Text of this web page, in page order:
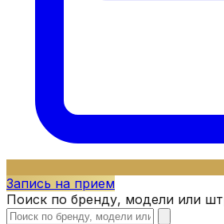
Запись на прием
Поиск по бренду, модели или